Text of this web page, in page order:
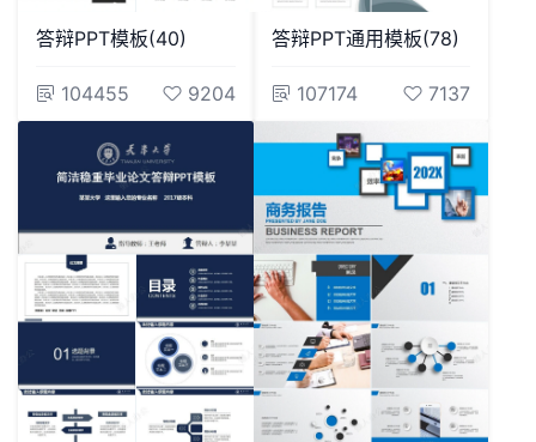
答辩PPT模板(40)
104455 9204
答辩PPT通用模板(78)
107174 7137